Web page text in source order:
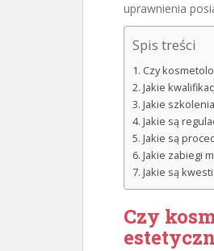
uprawnienia
Spis treści
Czy
Jakie
Jakie
Jakie są
Jakie są
Jakie zabiegi
Jakie są
Czy